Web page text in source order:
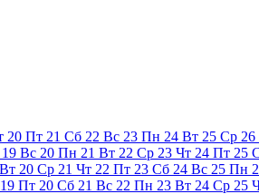
20 Пт 21 Сб 22 Вс 23 Пн 24 Вт 25 Ср 26
19 Вс 20 Пн 21 Вт 22 Ср 23 Чт 24 Пт 25
Вт 20 Ср 21 Чт 22 Пт 23 Сб 24 Вс 25 Пн
19 Пт 20 Сб 21 Вс 22 Пн 23 Вт 24 Ср 25